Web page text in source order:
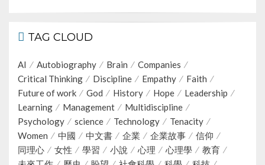
TAG CLOUD
AI Autobiography Brain
Companies
Critical Thinking
Discipline Empathy
Faith
Future of work
God History Hope
Leadership
Learning
Management
Multidiscipline
Psychology
science Technology
Tenacity
Women
中國 中文書 企業 企業故事
信仰
同理心
女性 學習 小說 心理 心理學
教育